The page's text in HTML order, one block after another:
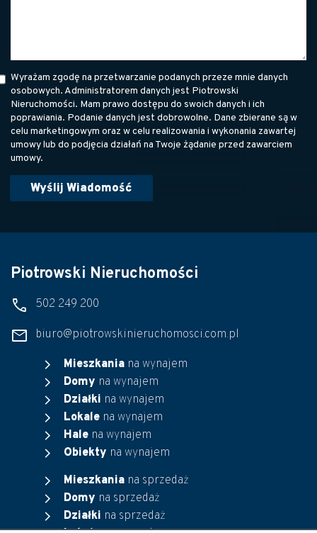
Wyrażam zgodę na przetwarzanie podanych przeze mnie danych
osobowych. Administratorem danych jest Piotrowski
Nieruchomości. Mam prawo dostępu do swoich danych i ich
poprawiania. Podanie danych jest dobrowolne. Dane zbierane są w
celu marketingowym oraz w celu realizowania i wykonania zawartej
umowy lub do podjęcia działań na Twoje żądanie przed zawarciem
umowy.
Piotrowski Nieruchomości
phone 502 249 200
mail biuro@piotrowskinieruchomosci.com.pl
chevron_right Mieszkania na wynajem
chevron_right Domy na wynajem
chevron_right Działki na wynajem
chevron_right Lokale na wynajem
chevron_right Hale na wynajem
chevron_right Obiekty na wynajem
chevron_right Mieszkania na sprzedaż
chevron_right Domy na sprzedaż
chevron_right Działki na sprzedaż